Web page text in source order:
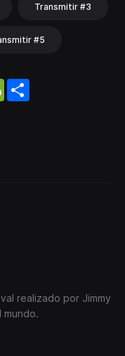
Transmitir #3
#5
WeChat
realizado por Jimmy
mundo.